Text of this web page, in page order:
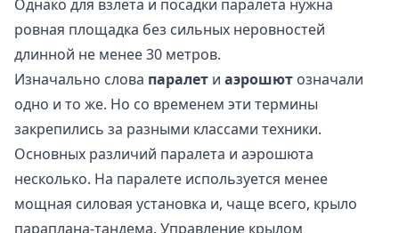
Однако для взлета и посадки паралета нужна
ровная площадка без сильных неровностей
длинной не менее 30 метров.
Изначально слова паралет и аэрошют означали
одно и то же. Но со временем эти термины
закрепились за разными классами техники.
Основных различий паралета и аэрошюта
несколько. На паралете используется менее
мощная силовая установка и, чаще всего, крыло
параплана-тандема. Управление крылом